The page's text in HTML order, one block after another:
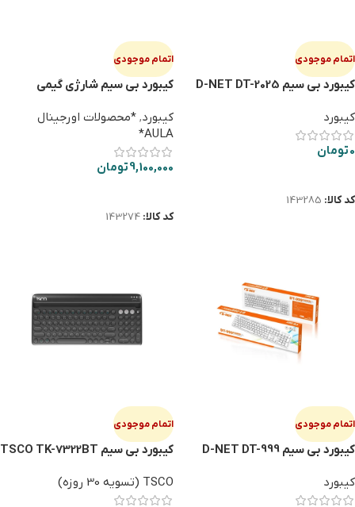
اتمام موجودی
کیبورد بی سیم D-NET DT-2025
کیبورد
0تومان
کد کالا: 143285
اتمام موجودی
کیبورد بی سیم شارژی گیمی
کیبورد, *محصولات اورجینال
AULA*
9,100,000تومان
کد کالا: 143274
اتمام موجودی
کیبورد بی سیم D-NET DT-999
کیبورد
اتمام موجودی
کیبورد بی سیم TSCO TK-7322BT
TSCO (تسویه 30 روزه)